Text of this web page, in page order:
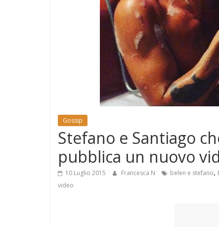
Gossip
Stefano e Santiago
pubblica un nuovo
10 Luglio 2015 Francesca N belen e stefano,
video